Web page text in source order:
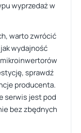
wyprzedaż w
warto zwrócić
wydajność
sprawdź
producenta.
serwis jest pod
bez zbędnych